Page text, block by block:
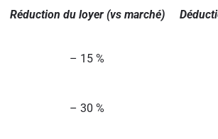
Réduction du loyer (vs marché)
– 15 %
– 30 %